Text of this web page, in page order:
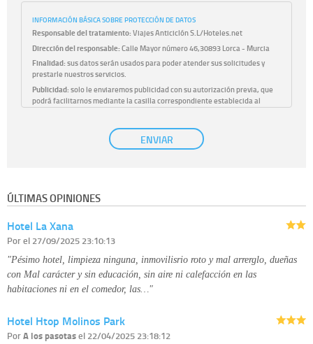
INFORMACIÓN BÁSICA SOBRE PROTECCIÓN DE DATOS
Responsable del tratamiento:Viajes Anticiclón S.L/Hoteles.net
Dirección del responsable:Calle Mayor número 46,30893 Lorca - Murcia
Finalidad:sus datos serán usados para poder atender sus solicitudes y
prestarle nuestros servicios.
Publicidad:solo le enviaremos publicidad con su autorización previa, que
podrá facilitarnos mediante la casilla correspondiente establecida al
únicamente trataremos sus datos con su consentimiento
previo, que podrá facilitarnos mediante la casilla correspondiente
Derechos:tiene derecho a saber qué información tenemos sobre usted,
disponible en nuestra página web.
Información complementaria:
ENVIAR
ÚLTIMAS OPINIONES
Hotel La Xana
Porel 27/09/2025 23:10:13
"Pésimo hotel, limpieza ninguna, inmovilisrio roto y mal arrerglo, dueñas
con Mal carácter y sin educación, sin aire ni calefacción en las
habitaciones ni en el comedor, las…"
Hotel Htop Molinos Park
PorA los pasotasel 22/04/2025 23:18:12